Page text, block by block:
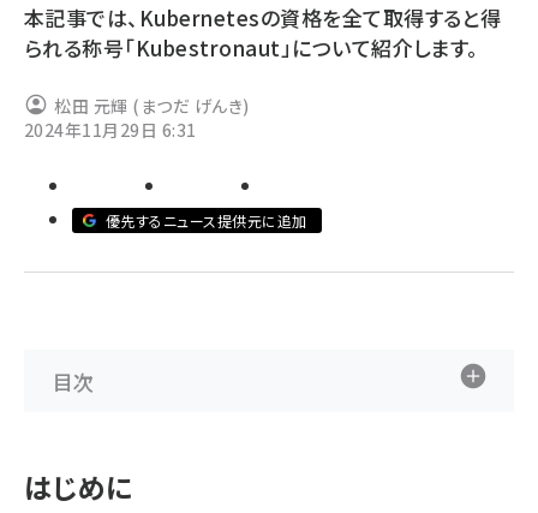
drupal (1966)
abc123 (1371)
本記事では、Kubernetesの資格を全て取得すると得
られる称号「Kubestronaut」について紹介します。
松田 元輝 (まつだ げんき)
2024年11月29日 6:31
優先するニュース提供元に追加
目次
はじめに